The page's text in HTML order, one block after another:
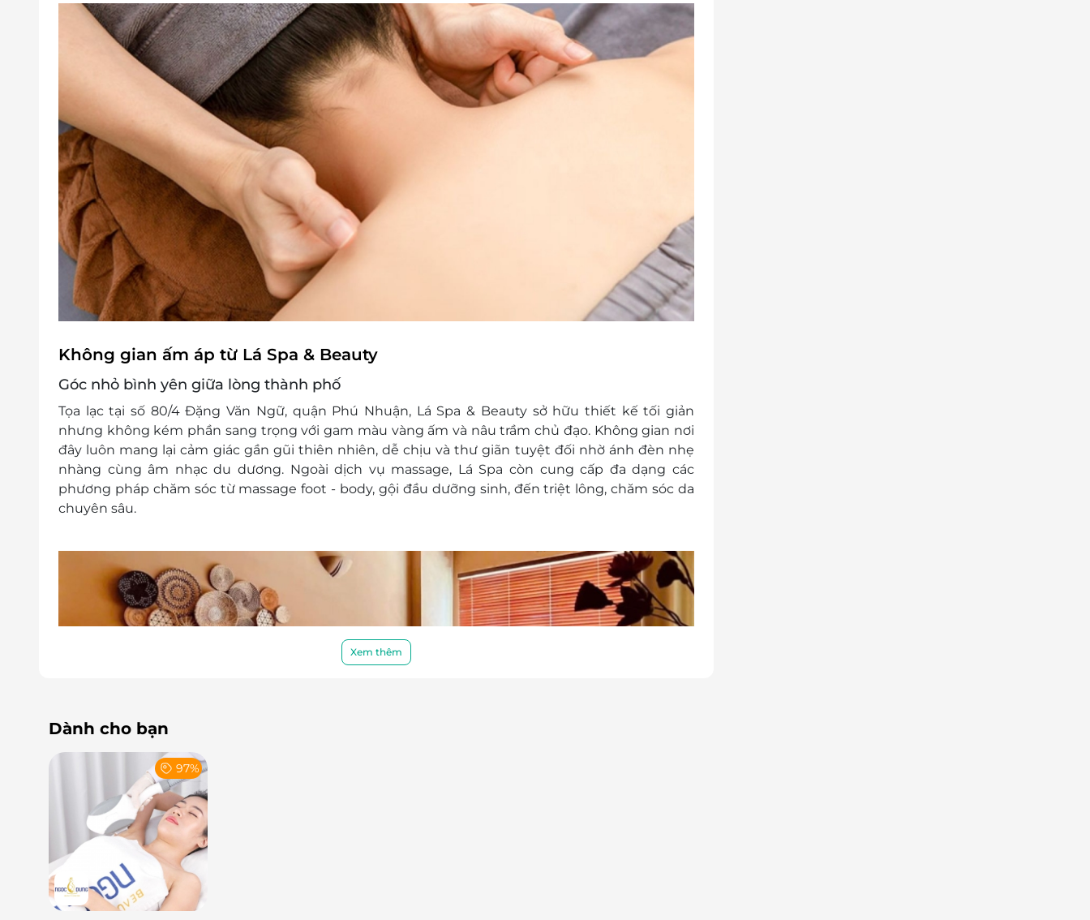
Không gian ấm áp từ Lá Spa & Beauty
Góc nhỏ bình yên giữa lòng thành phố
Tọa lạc tại số 80/4 Đặng Văn Ngữ, quận Phú Nhuận, Lá Spa & Beauty sở hữu thiết kế tối giản
nhưng không kém phần sang trọng với gam màu vàng ấm và nâu trầm chủ đạo. Không gian nơi
đây luôn mang lại cảm giác gần gũi thiên nhiên, dễ chịu và thư giãn tuyệt đối nhờ ánh đèn nhẹ
nhàng cùng âm nhạc du dương. Ngoài dịch vụ massage, Lá Spa còn cung cấp đa dạng các
phương pháp chăm sóc từ massage foot - body, gội đầu dưỡng sinh, đến triệt lông, chăm sóc da
chuyên sâu.
Cảm nhận thư giãn với liệu trình 9 bước chuyên sâu
Xem thêm
Dành cho bạn
97%